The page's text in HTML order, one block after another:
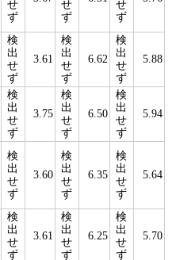
せ
ず
せ
ず
せ
ず
検
出
せ
ず
3.61
検
出
せ
ず
6.62
検
出
せ
ず
5.88
検
出
せ
ず
3.75
検
出
せ
ず
6.50
検
出
せ
ず
5.94
検
出
せ
ず
3.60
検
出
せ
ず
6.35
検
出
せ
ず
5.64
検
出
せ
ず
3.61
検
出
せ
ず
6.25
検
出
せ
ず
5.70